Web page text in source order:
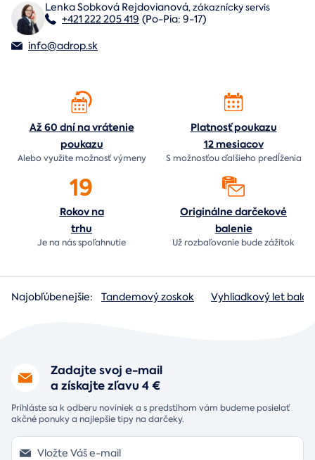
Lenka Sobková Rejdovianová,zákaznícky servis
+421 222 205 419 (Po-Pia: 9-17)
info@adrop.sk
Až 60 dní na vrátenie
poukazu
Alebo využite možnosť výmeny
Platnosť poukazu
12 mesiacov
S možnosťou ďalšieho predĺženia
19
Rokov na
trhu
Je na násspoľahnutie
Originálne darčekové
balenie
Už rozbaľovanie budezážitok
Najobľúbenejšie: Tandemový zoskok Vyhliadkový let
Zadajte svoj e-mail
a získajte zľavu 4 €
Prihláste sa k odberu noviniek a s predstihom vám budeme posielať
akčné ponuky a najlepšie tipy na darčeky.